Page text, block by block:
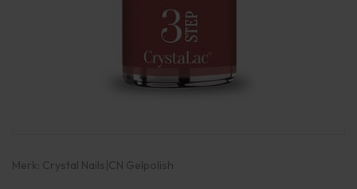
Merk: Crystal Nails|CN Gelpolish